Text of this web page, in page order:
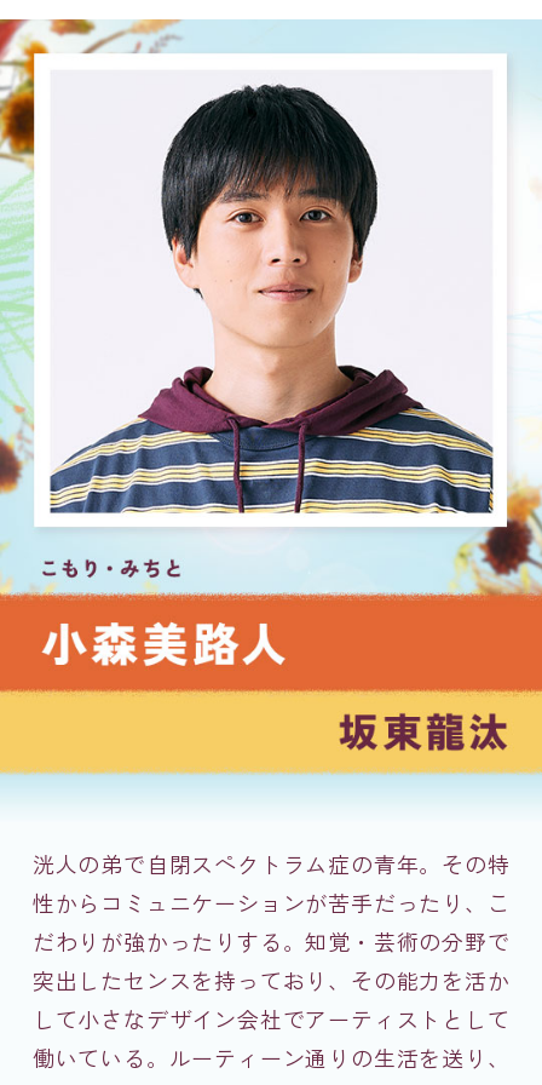
洸人の弟で自閉スペクトラム症の青年。その特
性からコミュニケーションが苦手だったり、こ
だわりが強かったりする。知覚・芸術の分野で
突出したセンスを持っており、その能力を活か
して小さなデザイン会社でアーティストとして
働いている。ルーティーン通りの生活を送り、